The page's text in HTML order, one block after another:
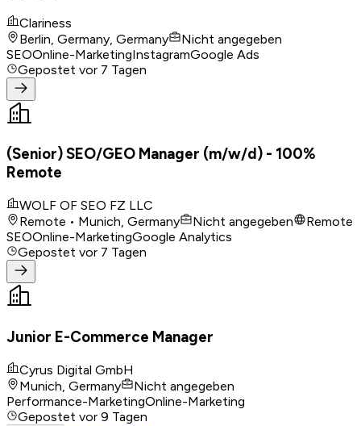
Clariness
Berlin, Germany, Germany
Nicht angegeben
SEOOnline-MarketingInstagramGoogle Ads
Gepostet vor 7 Tagen
(Senior) SEO/GEO Manager (m/w/d) - 100%
Remote
WOLF OF SEO FZ LLC
Remote • Munich, Germany
Nicht angegeben
Remote
SEOOnline-MarketingGoogle Analytics
Gepostet vor 7 Tagen
Junior E-Commerce Manager
Cyrus Digital GmbH
Munich, Germany
Nicht angegeben
Performance-MarketingOnline-Marketing
Gepostet vor 9 Tagen